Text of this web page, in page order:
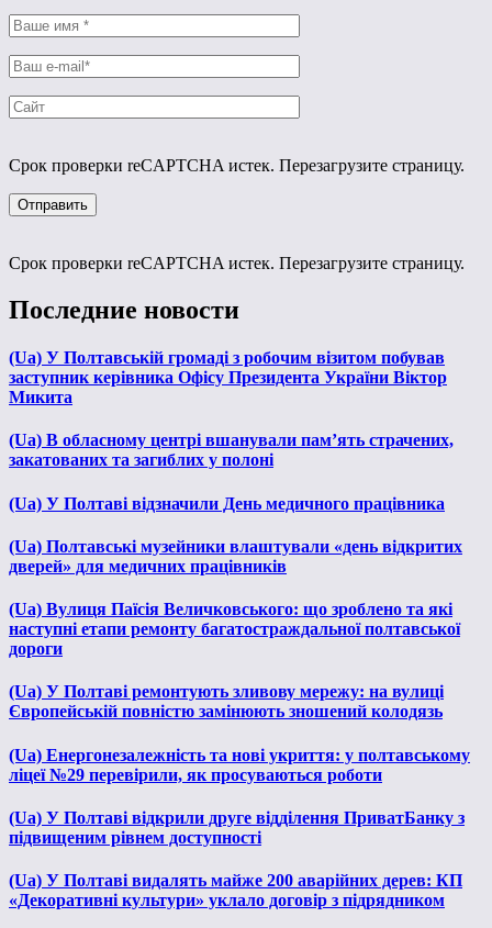
Срок проверки reCAPTCHA истек. Перезагрузите страницу.
Срок проверки reCAPTCHA истек. Перезагрузите страницу.
Последние новости
(Ua) У Полтавській громаді з робочим візитом побував
заступник керівника Офісу Президента України Віктор
Микита
(Ua) В обласному центрі вшанували пам’ять страчених,
закатованих та загиблих у полоні
(Ua) У Полтаві відзначили День медичного працівника
(Ua) Полтавські музейники влаштували «день відкритих
дверей» для медичних працівників
(Ua) Вулиця Паїсія Величковського: що зроблено та які
наступні етапи ремонту багатостраждальної полтавської
дороги
(Ua) У Полтаві ремонтують зливову мережу: на вулиці
Європейській повністю замінюють зношений колодязь
(Ua) Енергонезалежність та нові укриття: у полтавському
ліцеї №29 перевірили, як просуваються роботи
(Ua) У Полтаві відкрили друге відділення ПриватБанку з
підвищеним рівнем доступності
(Ua) У Полтаві видалять майже 200 аварійних дерев: КП
«Декоративні культури» уклало договір з підрядником